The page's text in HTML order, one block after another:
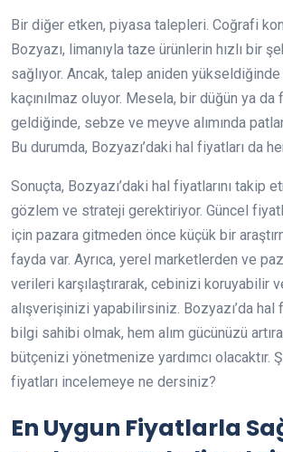
Bir diğer etken, piyasa talepleri. Coğrafi
Bozyazı, limanıyla taze ürünlerin hızlı bir
sağlıyor. Ancak, talep aniden yükseldiğinde
kaçınılmaz oluyor. Mesela, bir düğün ya da
geldiğinde, sebze ve meyve alımında
Bu durumda, Bozyazı’daki hal fiyatları da
Sonuçta, Bozyazı’daki hal fiyatlarını takip
gözlem ve strateji gerektiriyor. Güncel
için pazara gitmeden önce küçük bir
fayda var. Ayrıca, yerel marketlerden ve
verileri karşılaştırarak, cebinizi koruyabilir
alışverişinizi yapabilirsiniz. Bozyazı’da hal
bilgi sahibi olmak, hem alım gücünüzü
bütçenizi yönetmenize yardımcı olacaktır.
fiyatları incelemeye ne dersiniz?
En Uygun Fiyatlarla